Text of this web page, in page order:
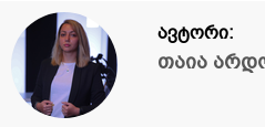
ავტორი:
თაია